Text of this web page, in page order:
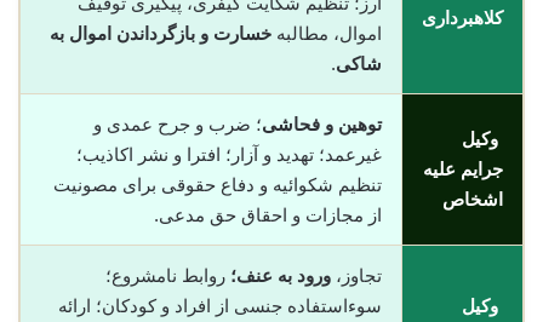
کلاهبرداری
اموال، مطالبه خسارت و بازگرداندن اموال به
شاکی.
وکیل
جرایم علیه
اشخاص
توهین و فحاشی؛ ضرب و جرح عمدی و
غیرعمد؛ تهدید و آزار؛ افترا و نشر اکاذیب؛
تنظیم شکوائیه و دفاع حقوقی برای مصونیت
از مجازات و احقاق حق مدعی.
وکیل
تجاوز، ورود به عنف؛ روابط نامشروع؛
سوءاستفاده جنسی از افراد و کودکان؛ ارائه